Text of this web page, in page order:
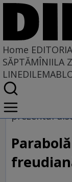
Home
SĂPTĂMÎNIILA
LINE
Home
EDITORIALE ȘI
prezentul
Parabolă